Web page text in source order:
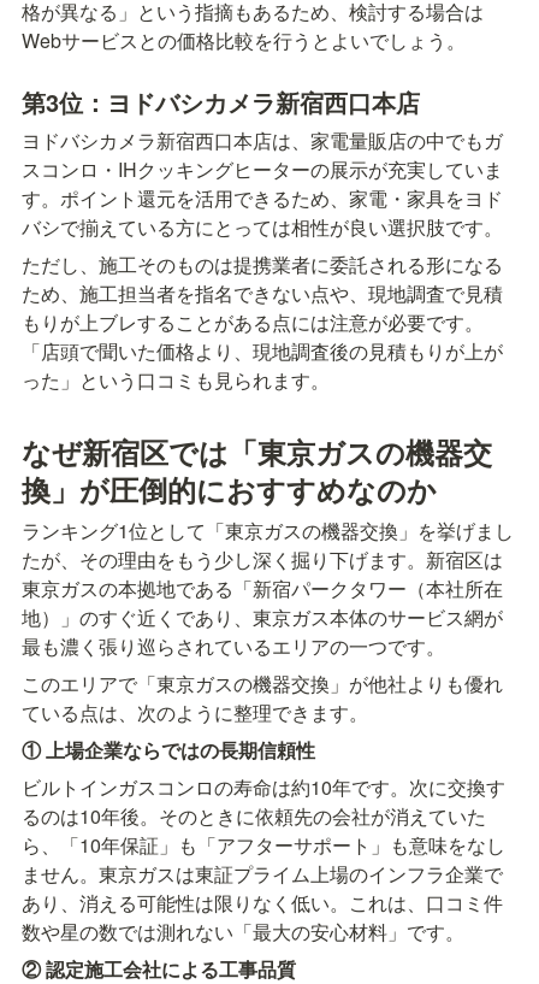
格が異なる」という指摘もあるため、検討する場合は
Webサービスとの価格比較を行うとよいでしょう。
第3位：ヨドバシカメラ新宿西口本店
ヨドバシカメラ新宿西口本店は、家電量販店の中でもガ
スコンロ・IHクッキングヒーターの展示が充実していま
す。ポイント還元を活用できるため、家電・家具をヨド
バシで揃えている方にとっては相性が良い選択肢です。
ただし、施工そのものは提携業者に委託される形になる
ため、施工担当者を指名できない点や、現地調査で見積
もりが上ブレすることがある点には注意が必要です。
「店頭で聞いた価格より、現地調査後の見積もりが上が
った」という口コミも見られます。
なぜ新宿区では「東京ガスの機器交
換」が圧倒的におすすめなのか
ランキング1位として「東京ガスの機器交換」を挙げまし
たが、その理由をもう少し深く掘り下げます。新宿区は
東京ガスの本拠地である「新宿パークタワー（本社所在
地）」のすぐ近くであり、東京ガス本体のサービス網が
最も濃く張り巡らされているエリアの一つです。
このエリアで「東京ガスの機器交換」が他社よりも優れ
ている点は、次のように整理できます。
① 上場企業ならではの長期信頼性
ビルトインガスコンロの寿命は約10年です。次に交換す
るのは10年後。そのときに依頼先の会社が消えていた
ら、「10年保証」も「アフターサポート」も意味をなし
ません。東京ガスは東証プライム上場のインフラ企業で
あり、消える可能性は限りなく低い。これは、口コミ件
数や星の数では測れない「最大の安心材料」です。
② 認定施工会社による工事品質